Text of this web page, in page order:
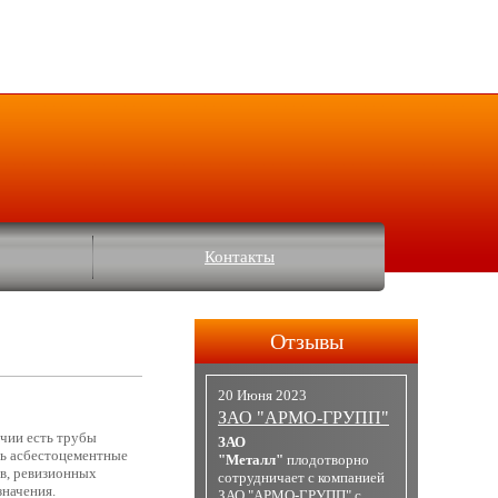
Контакты
есть трубы
асбестоцементные
ревизионных
Отзывы
20 Июня 2023
ЗАО "АРМО-ГРУПП"
ЗАО
"Металл" плодотворно
сотрудничает с компанией